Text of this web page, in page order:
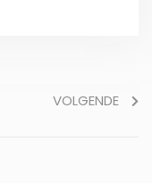
VOLGENDE